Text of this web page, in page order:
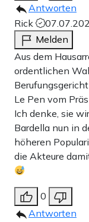
Antworten
Rick
Melden
Aus dem
ordentlichen
Le Pen vom
Ich denke, sie
Bardella nun in
höheren
die Akteure
0
Antworten